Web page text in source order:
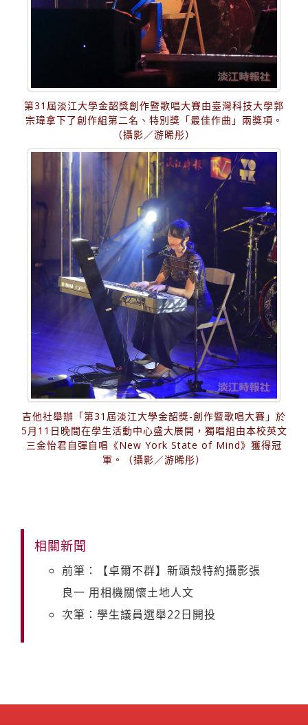
第31屆淡江大學金韶獎創作暨歌唱大賽由臺灣科技大學郭
宗瑋拿下了創作組第二名、特別獎「最佳作曲」兩獎項。
（攝影／游晞彤）
吉他社舉辦「第31屆淡江大學金韶獎-創作暨歌唱大賽」於
5月11日晚間在學生活動中心盛大展開，獨唱組由本校英文
三金怡君自彈自唱《New York State of Mind》獲得冠
軍。（攝影／游晞彤）
相關新聞
前筆：【卓爾不群】新頭殼特約攝影張
良一 用相機關懷土地人文
次筆：學生議員選舉22日開投